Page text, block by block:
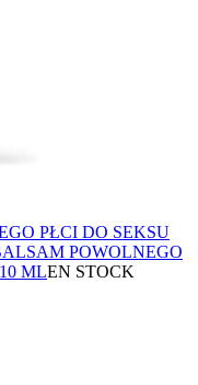
PŁCI DO SEKSU
POWOLNEGO
MLEN STOCK